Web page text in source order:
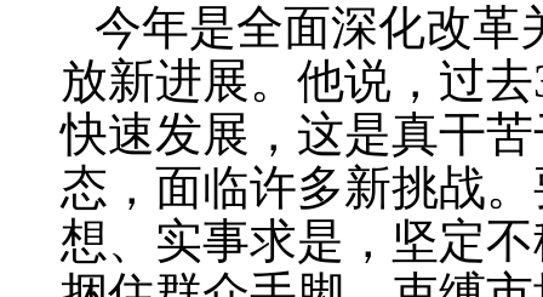
今年是全面深化改革
放新进展。他说，过去
快速发展，这是真干
态，面临许多新挑战
想、实事求是，坚定